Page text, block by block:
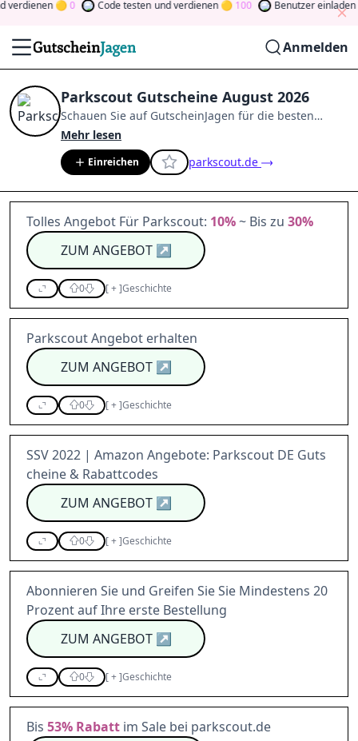
0 Code testen und verdienen 100 Benutzer einladen
Anmelden
Parkscout Gutscheine August 2026
Schauen Sie auf GutscheinJagen für die besten
Parkscout-Angebote im
Mitglied der Community
indem Sie durch Abstimmen, Testen, Teilen und
mehr beitragen.
Drehen Sie den Glücksklee
gewinnen Sie Geld
Mehr lesen
Einreichen parkscout.de
Tolles Angebot Für Parkscout: 10%~ Bis zu 30%
ZUM ANGEBOT↗
0 [+]Geschichte
Parkscout Angebot erhalten
ZUM ANGEBOT↗
0 [+]Geschichte
SSV 2022 | Amazon Angebote: Parkscout DE Guts
cheine & Rabattcodes
ZUM ANGEBOT↗
0 [+]Geschichte
Abonnieren Sie und Greifen Sie Sie Mindestens 20
Prozent auf Ihre erste Bestellung
ZUM ANGEBOT↗
0 [+]Geschichte
Bis 53% Rabatt im Sale bei parkscout.de